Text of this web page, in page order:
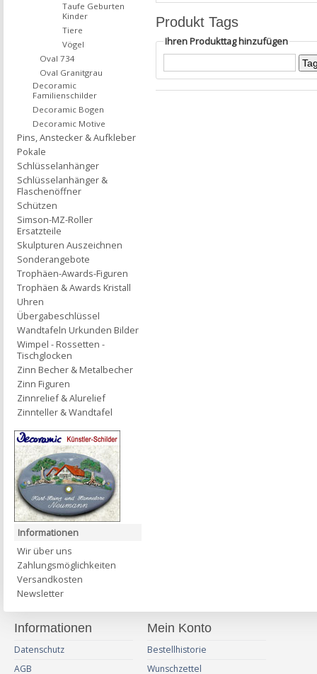
Produkt Tags
Ihren Produkttag hinzufügen
Taufe Geburten
Kinder
Tiere
Vögel
Oval 734
Oval Granitgrau
Decoramic
Familienschilder
Decoramic Bogen
Decoramic Motive
Pins, Anstecker & Aufkleber
Pokale
Schlüsselanhänger
Schlüsselanhänger &
Flaschenöffner
Schützen
Simson-MZ-Roller
Ersatzteile
Skulpturen Auszeichnen
Sonderangebote
Trophäen-Awards-Figuren
Trophäen & Awards Kristall
Uhren
Übergabeschlüssel
Wandtafeln Urkunden Bilder
Wimpel - Rossetten -
Tischglocken
Zinn Becher & Metalbecher
Zinn Figuren
Zinnrelief & Alurelief
Zinnteller & Wandtafel
Informationen
Wir über uns
Zahlungsmöglichkeiten
Versandkosten
Newsletter
Informationen
Datenschutz
AGB
Mein Konto
Bestellhistorie
Wunschzettel